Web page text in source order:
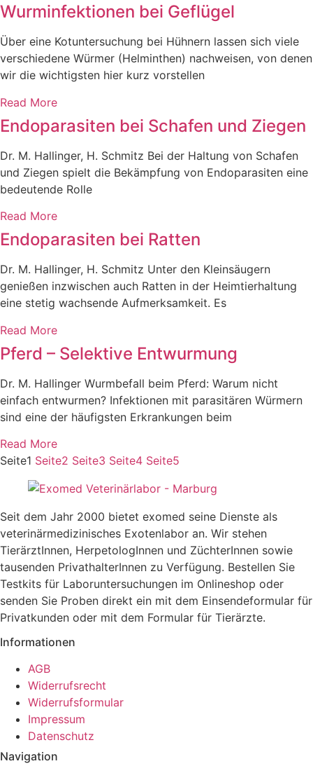
Wurminfektionen bei Geflügel
Über eine Kotuntersuchung bei Hühnern lassen sich viele
verschiedene Würmer (Helminthen) nachweisen, von denen
wir die wichtigsten hier kurz vorstellen
Read More
Endoparasiten bei Schafen und Ziegen
Dr. M. Hallinger, H. Schmitz Bei der Haltung von Schafen
und Ziegen spielt die Bekämpfung von Endoparasiten eine
bedeutende Rolle
Read More
Endoparasiten bei Ratten
Dr. M. Hallinger, H. Schmitz Unter den Kleinsäugern
genießen inzwischen auch Ratten in der Heimtierhaltung
eine stetig wachsende Aufmerksamkeit. Es
Read More
Pferd – Selektive Entwurmung
Dr. M. Hallinger Wurmbefall beim Pferd: Warum nicht
einfach entwurmen? Infektionen mit parasitären Würmern
sind eine der häufigsten Erkrankungen beim
Read More
Seite1 Seite2 Seite3 Seite4 Seite5
Seit dem Jahr 2000 bietet exomed seine Dienste als
veterinärmedizinisches Exotenlabor an. Wir stehen
TierärztInnen, HerpetologInnen und ZüchterInnen sowie
tausenden PrivathalterInnen zu Verfügung. Bestellen Sie
Testkits für Laboruntersuchungen im Onlineshop oder
senden Sie Proben direkt ein mit dem Einsendeformular für
Privatkunden oder mit dem Formular für Tierärzte.
Informationen
AGB
Widerrufsrecht
Widerrufsformular
Impressum
Datenschutz
Navigation